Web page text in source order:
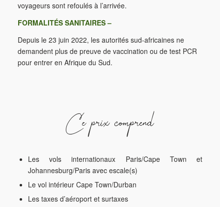
voyageurs sont refoulés à l’arrivée.
FORMALITÉS SANITAIRES –
Depuis le 23 juin 2022, les autorités sud-africaines ne
demandent plus de preuve de vaccination ou de test PCR
pour entrer en Afrique du Sud.
Ce prix comprend
Les vols internationaux Paris/Cape Town et
Johannesburg/Paris avec escale(s)
Le vol intérieur Cape Town/Durban
Les taxes d’aéroport et surtaxes